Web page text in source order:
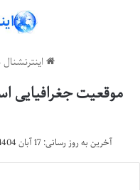
اینترنشنال
موقعیت جغرافیایی
آخرین به روز رسانی: 17 آبان 1404